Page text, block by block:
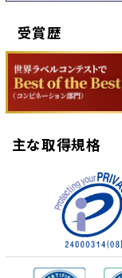
受賞歴
主な取得規格